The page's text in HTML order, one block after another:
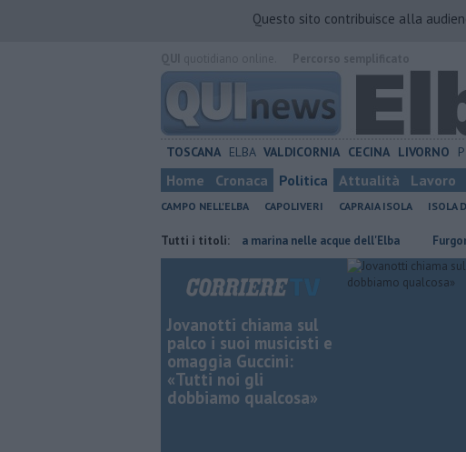
Questo sito contribuisce alla
TOSCANA ELBA VALDICORNIA CECINA LIVORNO
Home Cronaca Politica Attualità Lavoro
CAMPO NELL'ELBA CAPOLIVERI CAPRAIA ISOLA ISOLA
Tutti i titoli:
Rara tartaruga marina nelle acque dell'Elba Furgone in
Jovanotti chiama sul
palco i suoi musicisti e
omaggia Guccini:
«Tutti noi gli
dobbiamo qualcosa»